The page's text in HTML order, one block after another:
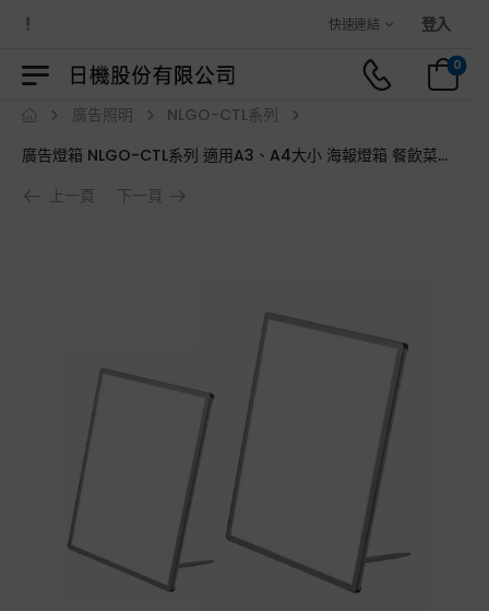
歡迎光臨日機官方購物商城！
快速連結 登入
0
廣告照明
NLGO-CTL系列
廣告燈箱 NLGO-CTL系列 適用A3、A4大小 海報燈箱 餐飲菜單 展覽會場 商店櫥窗 活動宣傳
上一頁
下一頁